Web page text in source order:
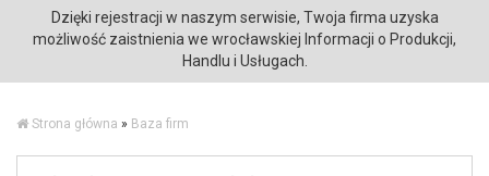
Dzięki rejestracji w naszym serwisie, Twoja firma uzyska
możliwość zaistnienia we wrocławskiej Informacji o Produkcji,
Handlu i Usługach.
Strona główna » Baza firm